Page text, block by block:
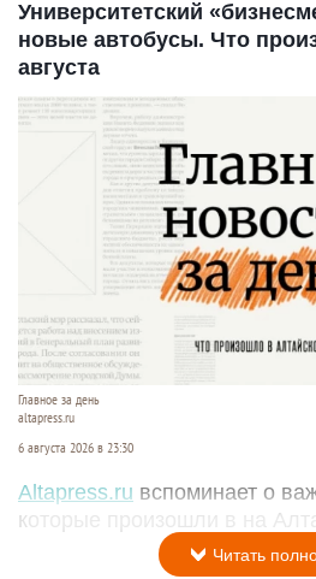
Университетский
новые автобусы. Что
августа
Главное за день
altapress.ru
6 августа 2026 в 23:30
Altapress.ru вспоминает о
которые произошли в на
Читать